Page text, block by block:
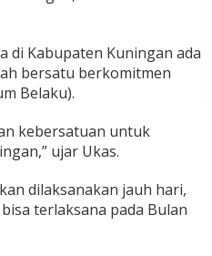
di Kabupaten Kuningan ada
bersatu berkomitmen
Belaku).
kebersatuan untuk
ujar Ukas.
dilaksanakan jauh hari,
terlaksana pada Bulan
Masyarakat, Dewas Dorong
Penyiaran Digital